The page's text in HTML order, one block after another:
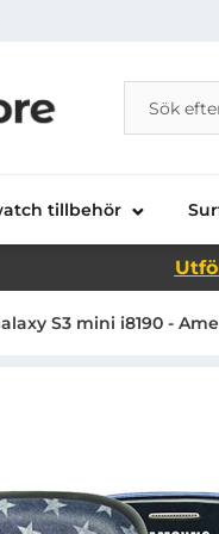
Danira Telecom AB
Sök
Sök på
tillbehör
S3 mini i8190 -